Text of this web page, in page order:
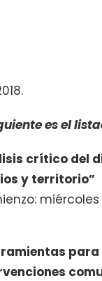
es el
crítico del
y territorio”
para